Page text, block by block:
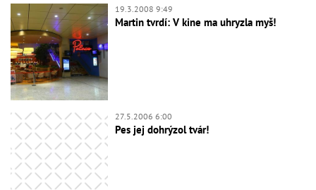
19.3.2008 9:49
Martin tvrdí: V kine ma uhryzla myš!
27.5.2006 6:00
Pes jej dohrýzol tvár!